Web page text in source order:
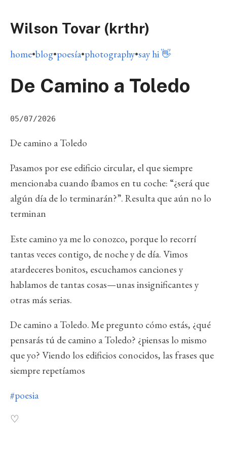
Wilson Tovar (krthr)
home•blog•poesía•photography•say hi 👋
De Camino a Toledo
05/07/2026
De camino a Toledo
Pasamos por ese edificio circular, el que siempre
mencionaba cuando íbamos en tu coche: “¿será que
algún día de lo terminarán?”. Resulta que aún no lo
terminan
Este camino ya me lo conozco, porque lo recorrí
tantas veces contigo, de noche y de día. Vimos
atardeceres bonitos, escuchamos canciones y
hablamos de tantas cosas—unas insignificantes y
otras más serias.
De camino a Toledo. Me pregunto cómo estás, ¿qué
pensarás tú de camino a Toledo? ¿piensas lo mismo
que yo? Viendo los edificios conocidos, las frases que
siempre repetíamos
#poesia